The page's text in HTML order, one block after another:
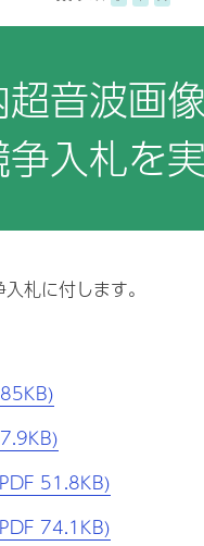
化プラン
針
針
軽減及び処遇
化指針
意書
定
て
て
科
部
座
り「小岱
音波画
入札を
札に付します。
51.8KB)
74.1KB)